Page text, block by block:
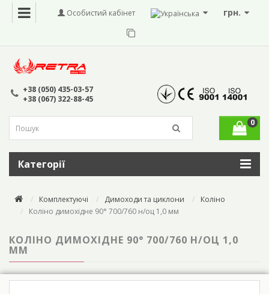
грн.
Особистий кабінет
+38 (050) 435-03-57
+38 (067) 322-88-45
0
Категорії
Комплектуючі Димоходи та циклони
Коліно
Коліно димохідне 90° 700/760 н/оц 1,0 мм
КОЛІНО ДИМОХІДНЕ 90° 700/760 Н/ОЦ 1,0
ММ